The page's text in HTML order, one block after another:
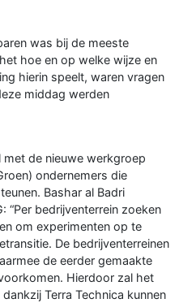
was bij de meeste
hoe en op welke wijze en
hierin speelt, waren vragen
middag werden
met de nieuwe werkgroep
ondernemers die
Bashar al Badri
“Per bedrijventerrein zoeken
om experimenten op te
De bedrijventerreinen
de eerder gemaakte
Hierdoor zal het
Terra Technica kunnen